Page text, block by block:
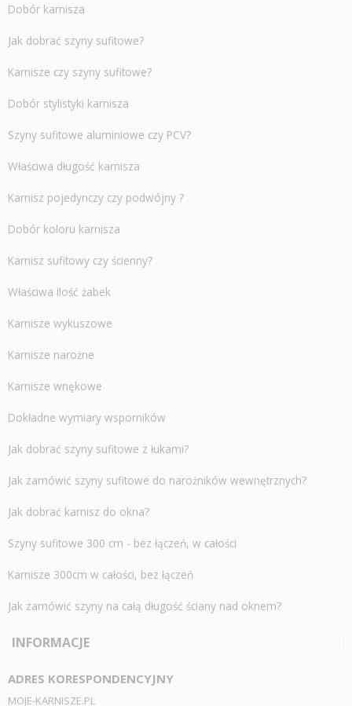
Dobór karnisza
Jak dobrać szyny sufitowe?
Karnisze czy szyny sufitowe?
Dobór stylistyki karnisza
Szyny sufitowe aluminiowe czy PCV?
Właściwa długość karnisza
Karnisz pojedynczy czy podwójny ?
Dobór koloru karnisza
Karnisz sufitowy czy ścienny?
Właściwa ilość żabek
Karnisze wykuszowe
Karnisze narożne
Karnisze wnękowe
Dokładne wymiary wsporników
Jak dobrać szyny sufitowe z łukami?
Jak zamówić szyny sufitowe do narożników wewnętrznych?
Jak dobrać karnisz do okna?
Szyny sufitowe 300 cm - bez łączeń, w całości
Karnisze 300cm w całości, bez łączeń
Jak zamówić szyny na całą długość ściany nad oknem?
INFORMACJE
ADRES KORESPONDENCYJNY
MOJE-KARNISZE.PL